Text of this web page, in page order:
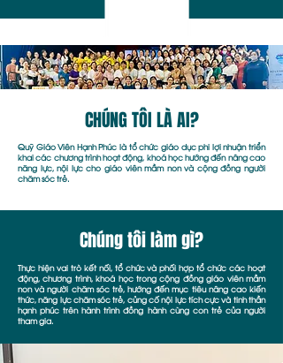
CHÚNG TÔI LÀ AI?
Quỹ Giáo Viên Hạnh Phúc là tổ chức giáo dục phi lợi nhuận triển
khai các chương trình hoạt động, khoá học hướng đến nâng cao
năng lực, nội lực cho giáo viên mầm non và cộng đồng người
chăm sóc trẻ.
Chúng tôi làm gì?
Thực hiện vai trò kết nối, tổ chức và phối hợp tổ chức các hoạt
động, chương trình, khoá học trong cộng đồng giáo viên mầm
non và người chăm sóc trẻ, hướng đến mục tiêu nâng cao kiến
thức, năng lực chăm sóc trẻ, củng cố nội lực tích cực và tinh thần
hạnh phúc trên hành trình đồng hành cùng con trẻ của người
tham gia.